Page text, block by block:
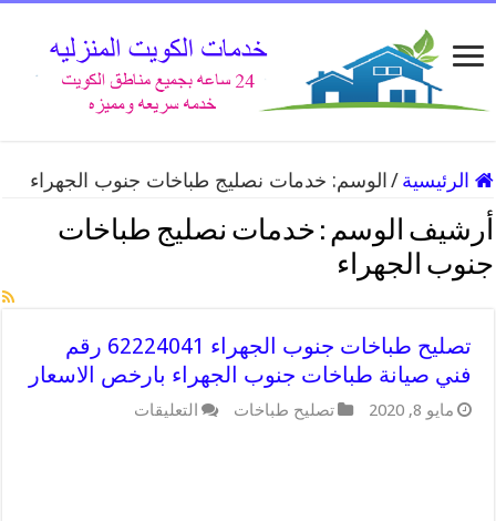
الرئيسية / الوسم: خدمات نصليج طباخات جنوب الجهراء
أرشيف الوسم : خدمات نصليج طباخات
جنوب الجهراء
تصليح طباخات جنوب الجهراء 62224041 رقم
فني صيانة طباخات جنوب الجهراء بارخص الاسعار
مايو 8, 2020 تصليح طباخات التعليقات